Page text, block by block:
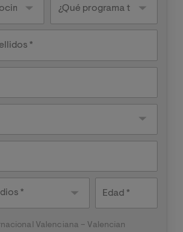
programa
te
Edad
Valenciana – Valencian